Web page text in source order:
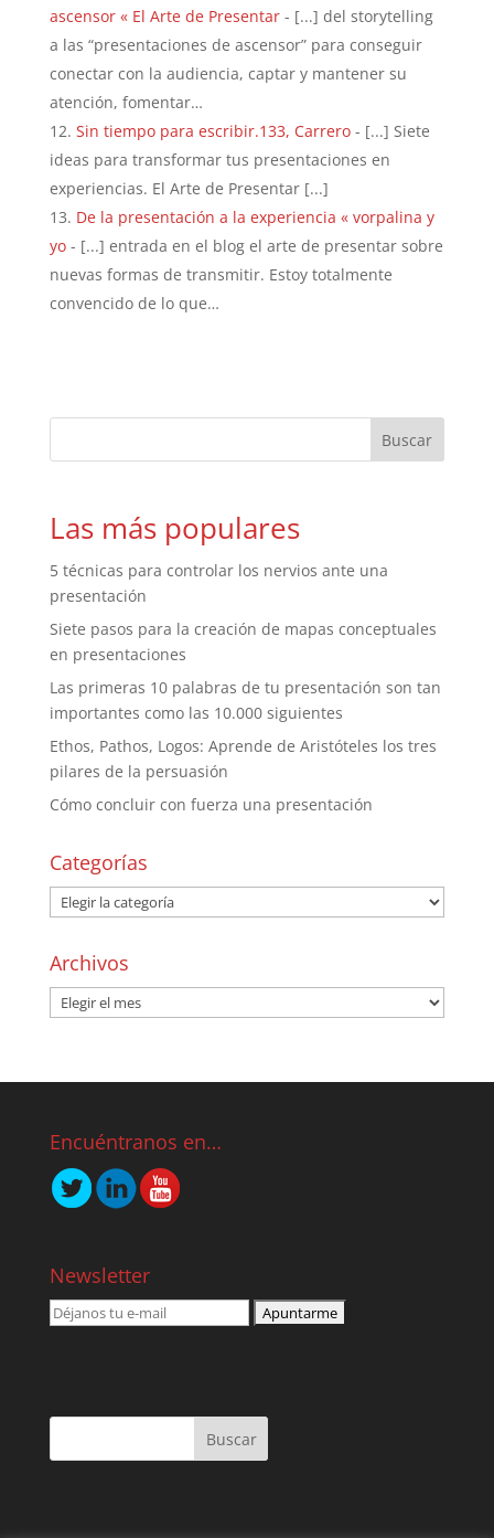
ascensor « El Arte de Presentar- [...] del storytelling
a las “presentaciones de ascensor” para conseguir
conectar con la audiencia, captar y mantener su
atención, fomentar…
Sin tiempo para escribir.133, Carrero- [...] Siete
ideas para transformar tus presentaciones en
experiencias. El Arte de Presentar [...]
De la presentación a la experiencia « vorpalina y
yo- [...] entrada en el blog el arte de presentar sobre
nuevas formas de transmitir. Estoy totalmente
convencido de lo que…
Las más populares
5 técnicas para controlar los nervios ante una
presentación
Siete pasos para la creación de mapas conceptuales
en presentaciones
Las primeras 10 palabras de tu presentación son tan
importantes como las 10.000 siguientes
Ethos, Pathos, Logos: Aprende de Aristóteles los tres
pilares de la persuasión
Cómo concluir con fuerza una presentación
Categorías
Archivos
Encuéntranos en…
Newsletter